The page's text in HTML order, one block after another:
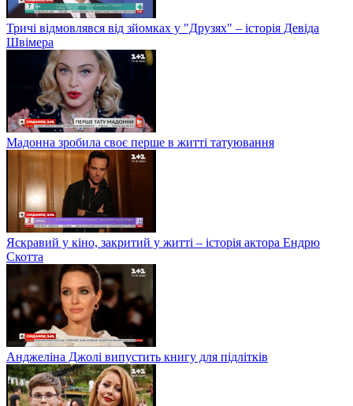
Тричі відмовлявся від зйомках у "Друзях" – історія Девіда
Швімера
Мадонна зробила своє перше в житті татуювання
Яскравий у кіно, закритий у житті – історія актора Ендрю
Скотта
Анджеліна Джолі випустить книгу для підлітків